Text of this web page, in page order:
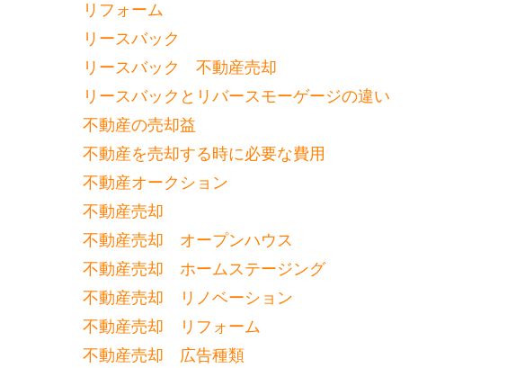
リフォーム
リースバック
リースバック 不動産売却
リースバックとリバースモーゲージの違い
不動産の売却益
不動産を売却する時に必要な費用
不動産オークション
不動産売却
不動産売却 オープンハウス
不動産売却 ホームステージング
不動産売却 リノベーション
不動産売却 リフォーム
不動産売却 広告種類